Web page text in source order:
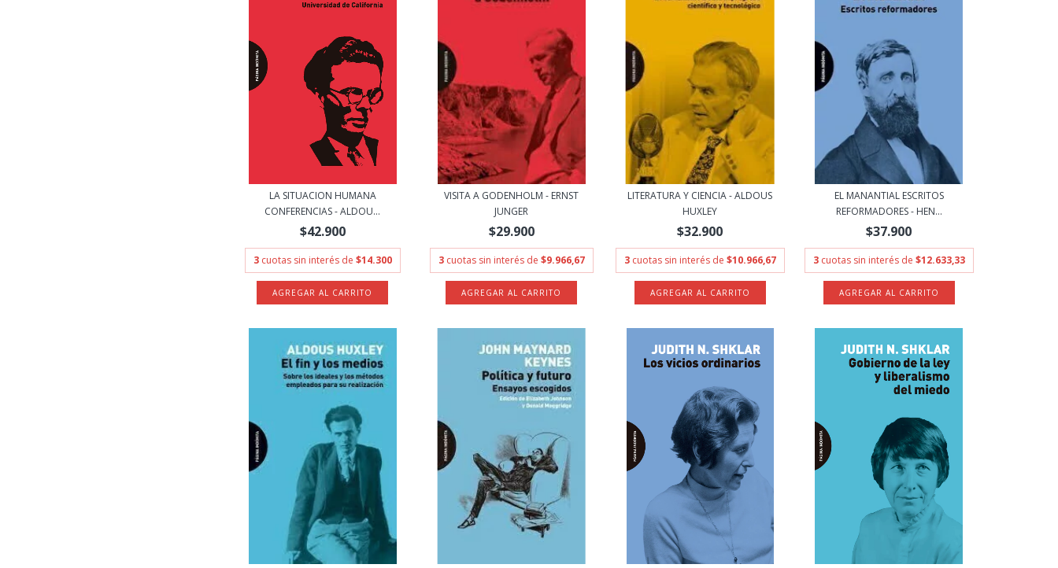
LA SITUACION HUMANA
CONFERENCIAS - ALDOU...
$42.900
3 cuotas sin interés de $14.300
VISITA A GODENHOLM - ERNST
JUNGER
$29.900
3 cuotas sin interés de $9.966,67
LITERATURA Y CIENCIA - ALDOUS
HUXLEY
$32.900
3 cuotas sin interés de $10.966,67
EL MANANTIAL ESCRITOS
REFORMADORES - HEN...
$37.900
3 cuotas sin interés de $12.633,33